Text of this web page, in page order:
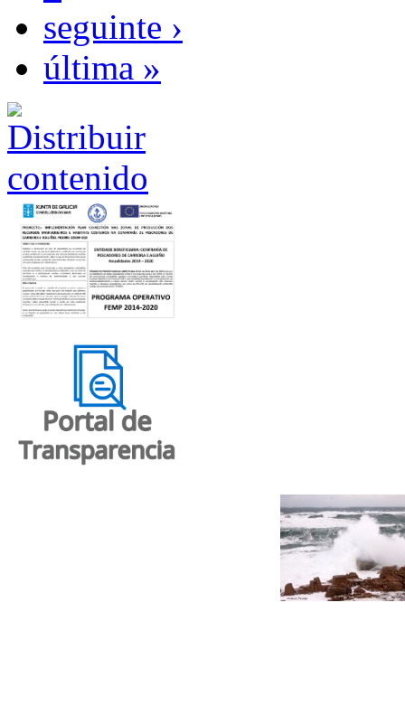
seguinte ›
última »